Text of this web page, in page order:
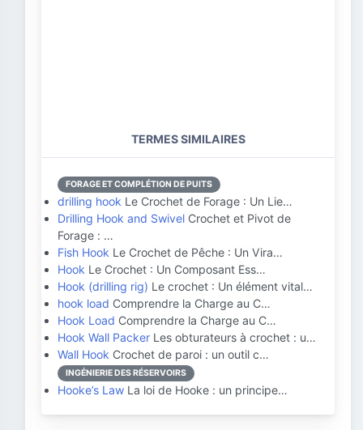
TERMES SIMILAIRES
FORAGE ET COMPLÉTION DE PUITS
drilling hook Le Crochet de Forage : Un Lie…
Drilling Hook and Swivel Crochet et Pivot de
Forage : …
Fish Hook Le Crochet de Pêche : Un Vira…
Hook Le Crochet : Un Composant Ess…
Hook (drilling rig) Le crochet : Un élément vital…
hook load Comprendre la Charge au C…
Hook Load Comprendre la Charge au C…
Hook Wall Packer Les obturateurs à crochet : u…
Wall Hook Crochet de paroi : un outil c…
INGÉNIERIE DES RÉSERVOIRS
Hooke’s Law La loi de Hooke : un principe…